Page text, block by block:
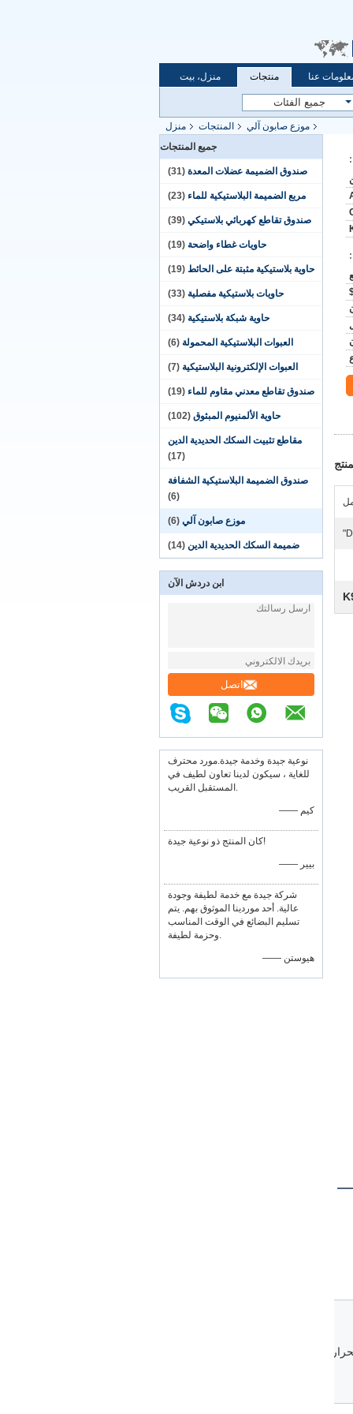
منزل، بيت منتجات عنا
منزل المنتجات
موزع صابون آلي
جميع المنتجات
صندوق الضميمة عضلات المعدة (31)
مربع الضميمة البلاستيكية للماء (23)
صندوق تقاطع كهربائي بلاستيكي (39)
حاويات غطاء واضحة (19)
حاوية بلاستيكية مثبتة على الحائط (19)
حاويات بلاستيكية مفصلية (33)
حاوية شبكة بلاستيكية (34)
العبوات البلاستيكية المحمولة (6)
العبوات الإلكترونية البلاستيكية (7)
صندوق تقاطع معدني مقاوم للماء (19)
حاوية الألمنيوم المبثوق (102)
مقاطع تثبيت السكك الحديدية الدين
(17)
صندوق الضميمة البلاستيكية الشفافة
(6)
موزع صابون آلي (6)
ضميمة السكك الحديدية الدين (14)
ابن دردش الآن
اتصل
نوعية جيدة وخدمة جيدة.مورد محترف
للغاية ، سيكون لدينا تعاون لطيف في
المستقبل القريب.
—— كيم
كان المنتج ذو نوعية جيدة!
—— بيير
شركة جيدة مع خدمة لطيفة وجودة
عالية. أحد موردينا الموثوق بهم. يتم
تسليم البضائع في الوقت المناسب
وحزمة لطيفة.
—— هيوستن